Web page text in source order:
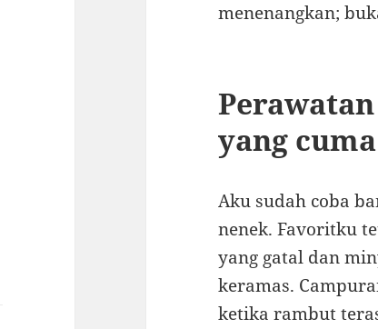
menenangkan;
yang
Aku sudah coba
nenek. Favoritku
yang gatal dan
keramas.
ketika rambut